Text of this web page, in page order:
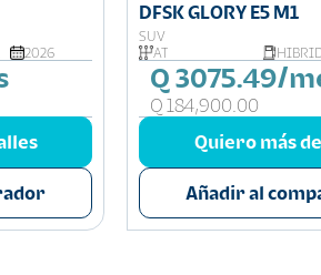
2026
DFSK GLORY E5 M1
SUV
AT
Q 3075.49/
Q 184,900.00
Quiero más
Añadir al